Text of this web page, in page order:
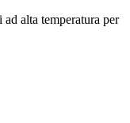
alta temperatura per